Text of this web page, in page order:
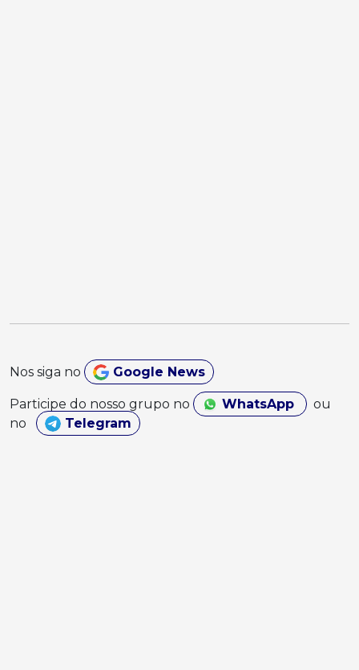
Nos siga no Google News
Participe do nosso grupo no WhatsApp
ou
no
Telegram